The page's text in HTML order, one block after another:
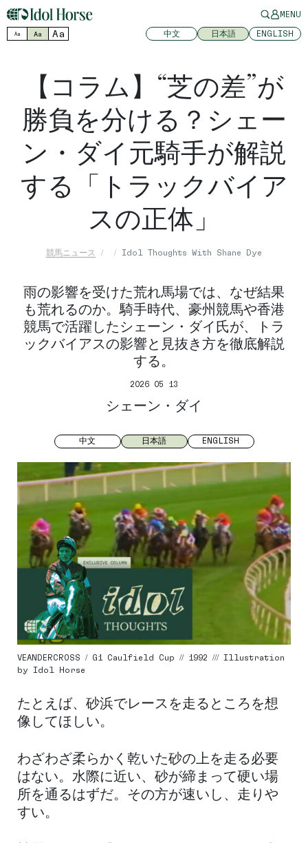
MENU
Aa Aa Aa 中文 日本語 ENGLISH
【コラム】“芝の差”が
勝負を分ける？シェー
ン・ダイ元騎手が解説
する「トラックバイア
スの正体」
競馬ニュース Idol Thoughts With Shane Dye
雨の影響を受けた荒れ馬場では、なぜ結果
も荒れるのか。騎手時代、豪州競馬や香港
競馬で活躍したシェーン・ダイ氏が、トラ
ックバイアスの影響と見抜き方を徹底解説
する。
2026 05 13
シェーン・ダイ
中文 日本語 ENGLISH
VEANDERCROSS / G1 Caulfield Cup // 1992 /// Illustration
by Idol Horse
たとえば、砂浜でレースを走るところを想
像してほしい。
わざわざ柔らかく乾いた砂の上を走る必要
はない。水際に近い、砂が締まって硬い場
所を通るはずだ。その方が速いし、走りや
すい。